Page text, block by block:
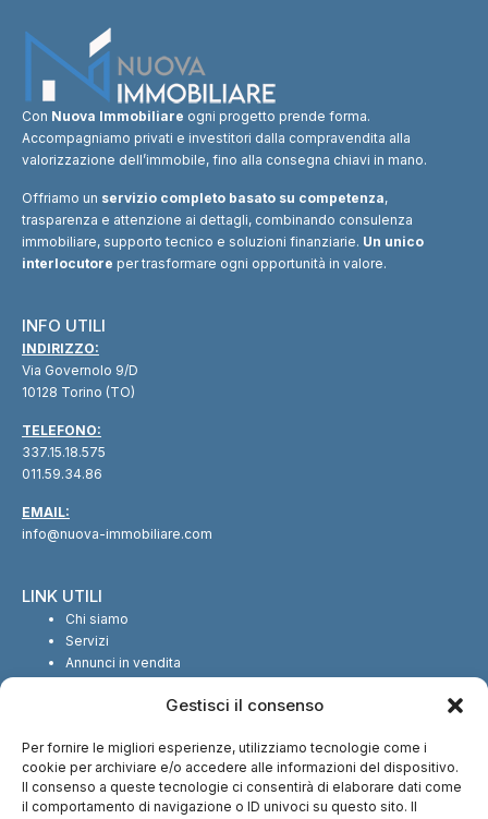
Gestisci il consenso
Per fornire le migliori esperienze, utilizziamo tecnologie come i
cookie per archiviare e/o accedere alle informazioni del dispositivo.
Il consenso a queste tecnologie ci consentirà di elaborare dati come
il comportamento di navigazione o ID univoci su questo sito. Il
Con Nuova Immobiliare ogni progetto prende forma.
Accompagniamo privati e investitori dalla compravendita alla
valorizzazione dell’immobile, fino alla consegna chiavi in mano.
Offriamo un servizio completo basato su competenza,
trasparenza e attenzione ai dettagli, combinando consulenza
immobiliare, supporto tecnico e soluzioni finanziarie. Un unico
interlocutore per trasformare ogni opportunità in valore.
INFO UTILI
INDIRIZZO:
Via Governolo 9/D
10128 Torino (TO)
TELEFONO:
337.15.18.575
011.59.34.86
EMAIL:
info@nuova-immobiliare.com
LINK UTILI
Chi siamo
Servizi
Annunci in vendita
SEGUICI SUI SOCIAL